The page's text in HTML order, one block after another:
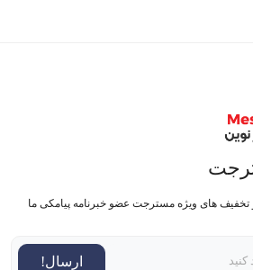
تخفیف های ویژه مسترجت عضو خبرنامه پیامکی ما
ارسال!